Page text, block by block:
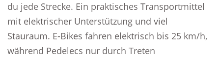
du jede Strecke. Ein praktisches Transportmittel
mit elektrischer Unterstützung und viel
Stauraum. E-Bikes fahren elektrisch bis 25 km/h,
während Pedelecs nur durch Treten